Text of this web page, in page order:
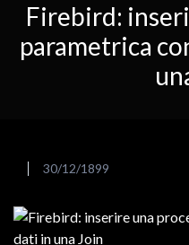
Firebird:
parametrica
30/12/1899